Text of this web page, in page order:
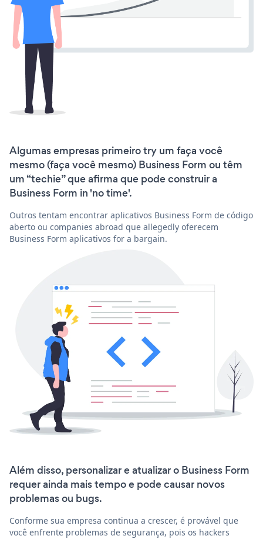
Algumas empresas primeiro try um faça você
mesmo (faça você mesmo) Business Form ou têm
um “techie” que afirma que pode construir a
Business Form in 'no time'.
Outros tentam encontrar aplicativos Business Form de código
aberto ou companies abroad que allegedly oferecem
Business Form aplicativos for a bargain.
Além disso, personalizar e atualizar o Business Form
requer ainda mais tempo e pode causar novos
problemas ou bugs.
Conforme sua empresa continua a crescer, é provável que
você enfrente problemas de segurança, pois os hackers